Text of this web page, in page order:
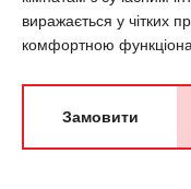
виражається у чітких
комфортною
Замовити